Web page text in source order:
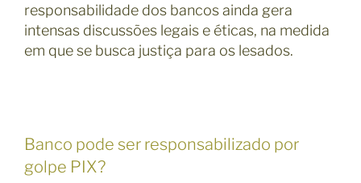
responsabilidade dos bancos ainda gera
intensas discussões legais e éticas, na medida
em que se busca justiça para os lesados.
Banco pode ser responsabilizado por
golpe PIX?